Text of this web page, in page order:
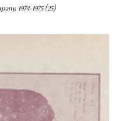
1974-1975 (25)